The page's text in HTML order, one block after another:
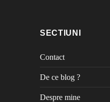
SECTIUNI
Contact
De ce blog ?
Despre mine